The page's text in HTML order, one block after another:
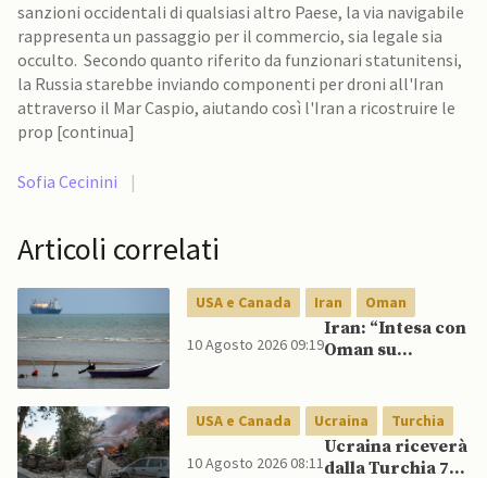
sanzioni occidentali di qualsiasi altro Paese, la via navigabile
rappresenta un passaggio per il commercio, sia legale sia
occulto. Secondo quanto riferito da funzionari statunitensi,
la Russia starebbe inviando componenti per droni all'Iran
attraverso il Mar Caspio, aiutando così l'Iran a ricostruire le
prop [continua]
Sofia Cecinini |
Articoli correlati
USA e Canada Iran Oman
10 Agosto 2026 09:19
Iran: “Intesa con
Oman su
condizioni per
USA”
USA e Canada Ucraina Turchia
10 Agosto 2026 08:11
Ucraina riceverà
dalla Turchia 70